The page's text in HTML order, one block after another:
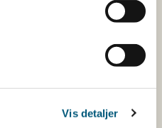
Vis detaljer
du protein i din